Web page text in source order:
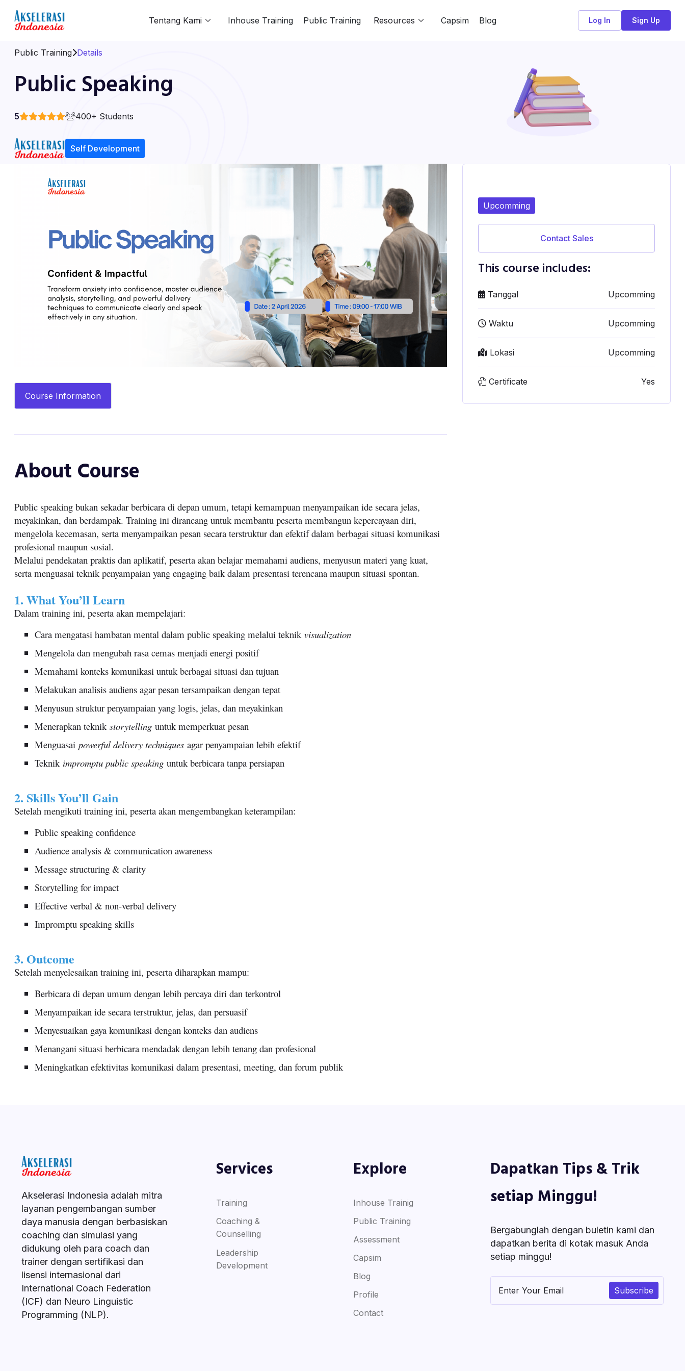
Tentang Kami Inhouse Training Public Training Resources Capsim Blog Log In Sign Up
Public Training Details
Public Speaking
5 400+ Students
Self Development
Course Information
About Course
Public speaking bukan sekadar berbicara di depan umum, tetapi kemampuan menyampaikan ide secara jelas,
meyakinkan, dan berdampak. Training ini dirancang untuk membantu peserta membangun kepercayaan diri,
mengelola kecemasan, serta menyampaikan pesan secara terstruktur dan efektif dalam berbagai situasi komunikasi
profesional maupun sosial.
Melalui pendekatan praktis dan aplikatif, peserta akan belajar memahami audiens, menyusun materi yang kuat,
serta menguasai teknik penyampaian yang engaging baik dalam presentasi terencana maupun situasi spontan.
1. What You’ll Learn
Dalam training ini, peserta akan mempelajari:
Cara mengatasi hambatan mental dalam public speaking melalui teknik visualization
Mengelola dan mengubah rasa cemas menjadi energi positif
Memahami konteks komunikasi untuk berbagai situasi dan tujuan
Melakukan analisis audiens agar pesan tersampaikan dengan tepat
Menyusun struktur penyampaian yang logis, jelas, dan meyakinkan
Menerapkan teknik storytellinguntuk memperkuat pesan
Menguasai powerful delivery techniquesagar penyampaian lebih efektif
Teknik impromptu public speakinguntuk berbicara tanpa persiapan
2. Skills You’ll Gain
Setelah mengikuti training ini, peserta akan mengembangkan keterampilan:
Public speaking confidence
Audience analysis & communication awareness
Message structuring & clarity
Storytelling for impact
Effective verbal & non-verbal delivery
Impromptu speaking skills
3. Outcome
Setelah menyelesaikan training ini, peserta diharapkan mampu:
Berbicara di depan umum dengan lebih percaya diri dan terkontrol
Menyampaikan ide secara terstruktur, jelas, dan persuasif
Menyesuaikan gaya komunikasi dengan konteks dan audiens
Menangani situasi berbicara mendadak dengan lebih tenang dan profesional
Meningkatkan efektivitas komunikasi dalam presentasi, meeting, dan forum publik
Upcomming
Contact Sales
This course includes:
Tanggal Upcomming
Waktu Upcomming
Lokasi Upcomming
Certificate Yes
Akselerasi Indonesia adalah mitra
layanan pengembangan sumber
daya manusia dengan berbasiskan
coaching dan simulasi yang
didukung oleh para coach dan
trainer dengan sertifikasi dan
lisensi internasional dari
International Coach Federation
(ICF) dan Neuro Linguistic
Programming (NLP).
Services
Training
Coaching &
Counselling
Leadership
Development
Explore
Inhouse Trainig
Public Training
Assessment
Capsim
Blog
Profile
Contact
Dapatkan Tips & Trik
setiap Minggu!
Bergabunglah dengan buletin kami dan
dapatkan berita di kotak masuk Anda
setiap minggu!
Subscribe